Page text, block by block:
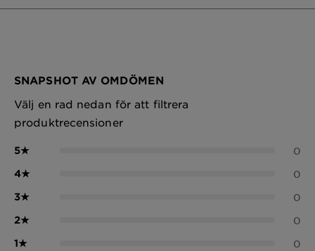
SNAPSHOT AV OMDÖMEN
Välj en rad nedan för att filtrera
produktrecensioner
5★ 0
4★ 0
3★ 0
2★ 0
1★ 0